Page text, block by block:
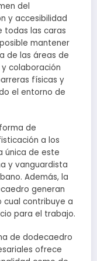
del
y accesibilidad
todas las caras
mantener
de las áreas de
colaboración
físicas y
el entorno de
de
a los
única de este
y vanguardista
Además, la
generan
cual contribuye a
para el trabajo.
de dodecaedro
ofrece